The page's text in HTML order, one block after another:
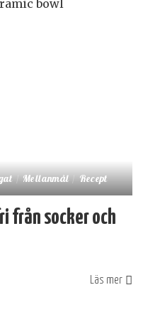
Mellanmål Recept
från socker och
Läs mer